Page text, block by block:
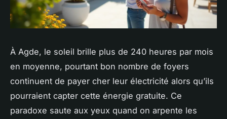
À Agde, le soleil brille plus de 240 heures par mois
en moyenne, pourtant bon nombre de foyers
continuent de payer cher leur électricité alors qu’ils
pourraient capter cette énergie gratuite. Ce
paradoxe saute aux yeux quand on arpente les